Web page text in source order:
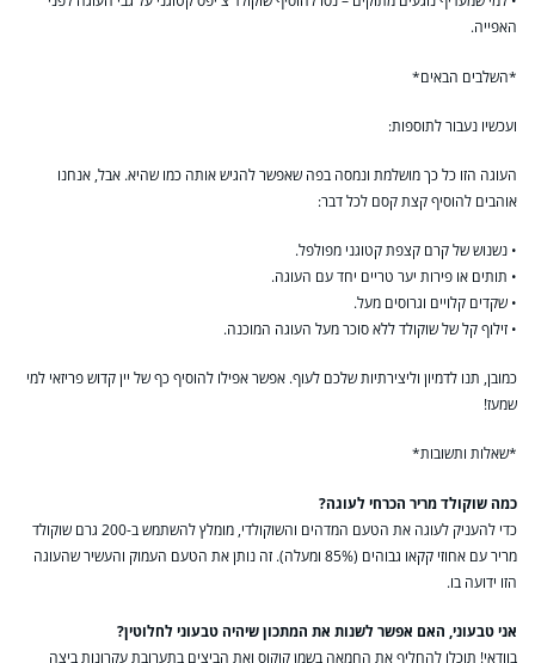
האפייה.
*השלבים הבאים*
ועכשיו נעבור לתוספות:
העוגה הזו כל כך מושלמת ונמסה בפה שאפשר להגיש אותה כמו שהיא. אבל, אנחנו
אוהבים להוסיף קצת קסם לכל דבר:
• נשנוש של קרם קצפת קטוגני מפולפל.
• תותים או פירות יער טריים יחד עם העוגה.
• שקדים קלויים וגרוסים מעל.
• זילוף קל של שוקולד ללא סוכר מעל העוגה המוכנה.
כמובן, תנו לדמיון וליצירתיות שלכם לעוף. אפשר אפילו להוסיף כף של יין קדוש פריזאי למי
שמעז!
*שאלות ותשובות*
כמה שוקולד מריר הכרחי לעוגה?
כדי להעניק לעוגה את הטעם המדהים והשוקולדי, מומלץ להשתמש ב-200 גרם שוקולד
מריר עם אחוזי קקאו גבוהים (85% ומעלה). זה נותן את הטעם העמוק והעשיר שהעוגה
הזו ידועה בו.
אני טבעוני, האם אפשר לשנות את המתכון שיהיה טבעוני לחלוטין?
בוודאי! תוכלו להחליף את החמאה בשמן קוקוס ואת הביצים בתערובת עקרונות ביצה